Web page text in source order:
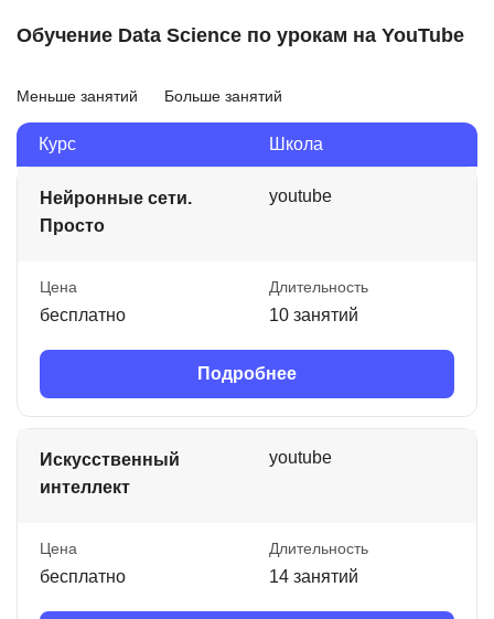
Обучение Data Science по урокам на YouTube
Меньше занятий Больше занятий
Курс Школа
Нейронные сети.
Просто
youtube
Цена
бесплатно
Длительность
10 занятий
Подробнее
Искусственный
интеллект
youtube
Цена
бесплатно
Длительность
14 занятий